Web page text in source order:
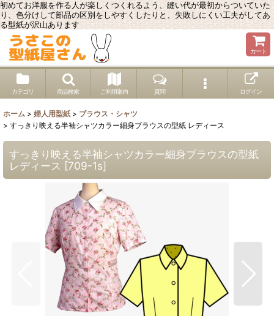
初めてお洋服を作る人が楽しくつくれるよう、縫い代が最初からついていた
り、色分けして部品の区別をしやすくしたりと、失敗しにくい工夫がしてあ
る型紙が沢山あります
カート
カテゴリ 商品検索 ご利用案内 質問 ログイン
ホーム > 婦人用型紙 > ブラウス・シャツ
> すっきり映える半袖シャツカラー細身ブラウスの型紙 レディース
すっきり映える半袖シャツカラー細身ブラウスの型紙
レディース [709-1s]